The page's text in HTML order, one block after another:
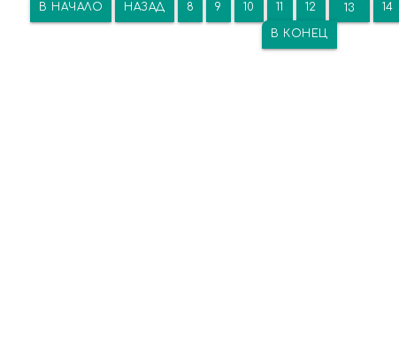
В НАЧАЛО НАЗАД 8 9 10 11 12 13 14
В КОНЕЦ